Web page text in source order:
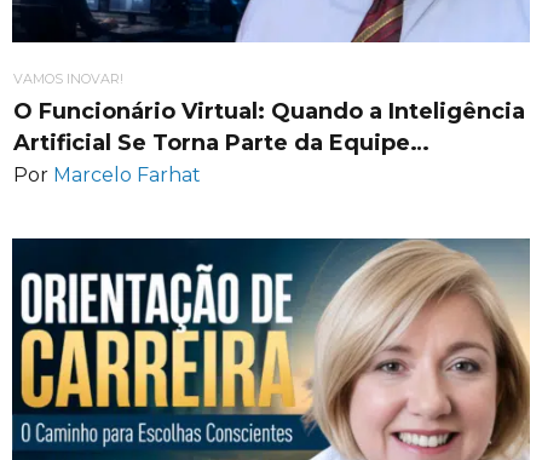
VAMOS INOVAR!
O Funcionário Virtual: Quando a Inteligência
Artificial Se Torna Parte da Equipe…
Por Marcelo Farhat